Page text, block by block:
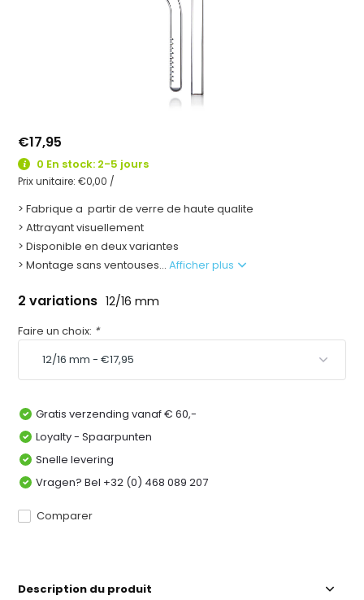
€17,95
0 En stock: 2-5 jours
Prix unitaire:€0,00 /
> Fabrique a partir de verre de haute qualite
> Attrayant visuellement
> Disponible en deux variantes
> Montage sans ventouses...Afficher plus
2 variations 12/16 mm
Faire un choix: *
Gratis verzending vanaf € 60,-
Loyalty - Spaarpunten
Snelle levering
Vragen? Bel +32 (0) 468 089 207
Comparer
Description du produit